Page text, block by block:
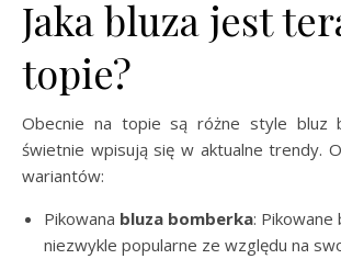
Jaka bluza jest
topie?
Obecnie na topie są różne style bluz
świetnie wpisują się w aktualne trendy.
wariantów:
Pikowana bluza bomberka: Pikowane
niezwykle popularne ze względu na